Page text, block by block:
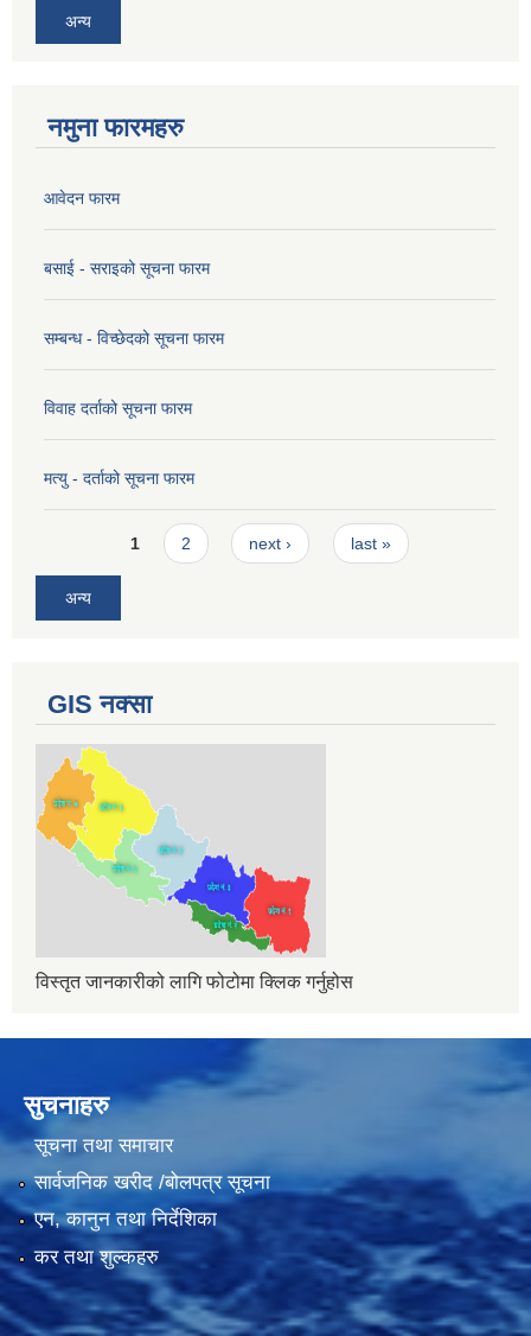
अन्य
नमुना फारमहरु
आवेदन फारम
बसाई - सराइको सूचना फारम
सम्बन्ध - विच्छेदको सूचना फारम
विवाह दर्ताको सूचना फारम
मत्यु - दर्ताको सूचना फारम
Pages1 2 next › last »
अन्य
GIS नक्सा
विस्तृत जानकारीको लागि फोटोमा क्लिक गर्नुहोस
सुचनाहरु
सूचना तथा समाचार
सार्वजनिक खरीद /बोलपत्र सूचना
एन, कानुन तथा निर्देशिका
कर तथा शुल्कहरु